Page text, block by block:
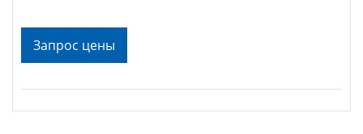
Запрос цены